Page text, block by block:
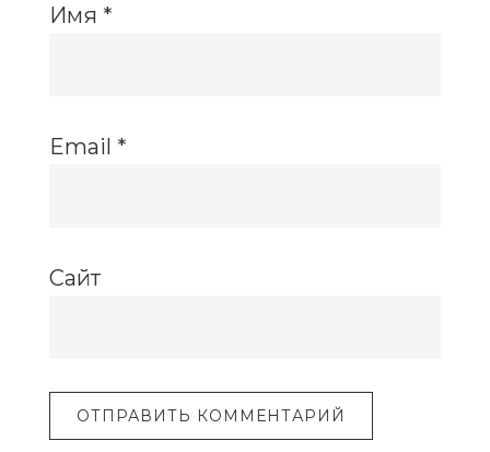
Имя *
Email *
Сайт